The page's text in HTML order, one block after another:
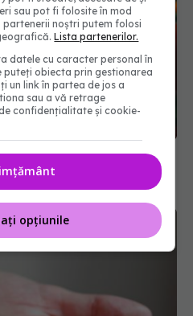
să o eviți atunci când iei
sau pot fi folosite în mod
partenerii noștri putem folosi
Lista partenerilor.
datele cu caracter personal în
puteți obiecta prin gestionarea
un link în partea de jos a
sau a vă retrage
confidențialitate și cookie-
opțiunile